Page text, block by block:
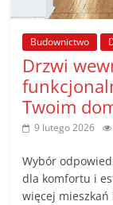
Budownictwo
Drzwi
Twoim
9 lutego 2026
Wybór
dla komfortu i
więcej